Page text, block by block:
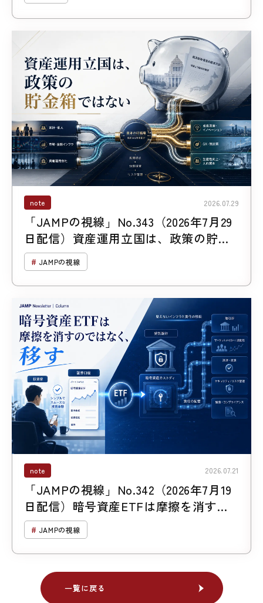
note 2026.07.29
「JAMPの視線」No.343（2026年7月29
日配信）資産運用立国は、政策の貯金
箱ではない
JAMPの視線
note 2026.07.21
「JAMPの視線」No.342（2026年7月19
日配信）暗号資産ETFは摩擦を消すの
ではなく、移す
JAMPの視線
一覧に戻る
一覧に戻る